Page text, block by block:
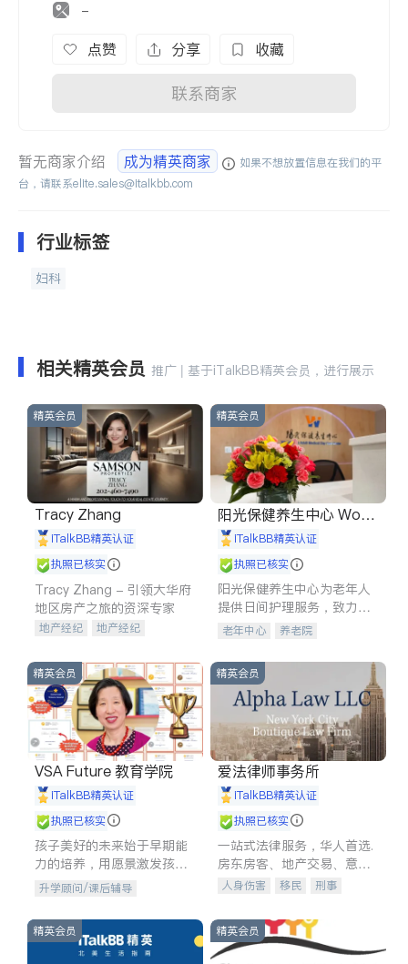
-
点赞 分享 收藏
联系商家
暂无商家介绍 成为精英商家
如果不想放置信息在我们的平
台，请联系elite.sales@italkbb.com
行业标签
妇科
相关精英会员 推广 | 基于iTalkBB精英会员，进行展示
精英会员
Tracy Zhang
iTalkBB精英认证
执照已核实
Tracy Zhang - 引领大华府
地区房产之旅的资深专家
地产经纪
地产经纪
商铺租售
开发商建商
精英会员
阳光保健养生中心 World
shine
iTalkBB精英认证
执照已核实
阳光保健养生中心为老年人
提供日间护理服务，致力于
通过持续的护理创新来有效
老年中心 养老院
精英会员
VSA Future 教育学院
iTalkBB精英认证
执照已核实
孩子美好的未来始于早期能
力的培养，用愿景激发孩子
的学习潜力和动力。理念：
拥有成长型心态是成功的基
石。
升学顾问/课后辅导
精英会员
爱法律师事务所
iTalkBB精英认证
执照已核实
一站式法律服务，华人首选.
房东房客、地产交易、意外
伤害、车祸重伤、商业诉
建筑合同、刑事案件全包办
人身伤害 移民
刑事
信托/遗嘱
商业
索赔
律师-其它 保释
精英会员 精英会员